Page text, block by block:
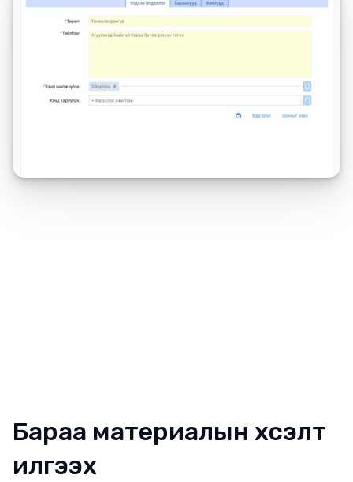
Бараа материалын хүсэлт
илгээх